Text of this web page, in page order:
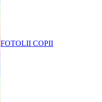
FOTOLII COPII